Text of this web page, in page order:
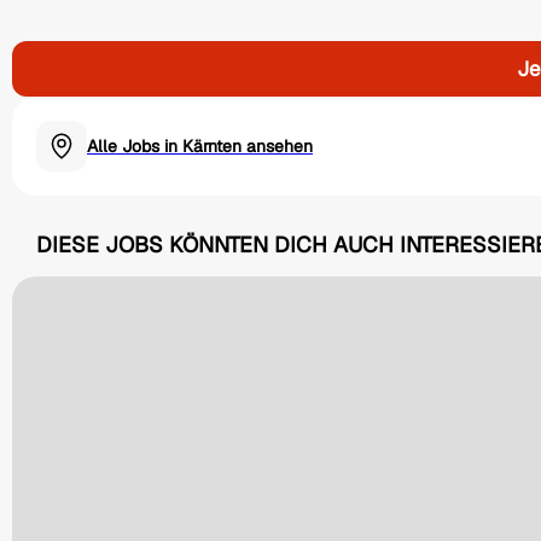
Alle Jobs in Kärnten ansehen
DIESE JOBS KÖNNTEN DICH AUCH